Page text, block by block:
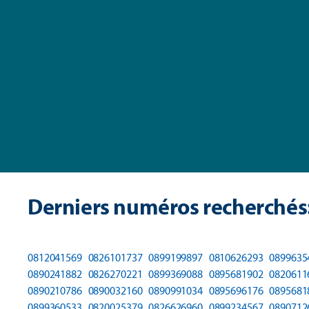
Derniers numéros
0812041569 0826101737 0899199897 0810626293
0890241882 0826270221 0899369088 0895681902
0890210786 0890032160 0890991034 0895696176